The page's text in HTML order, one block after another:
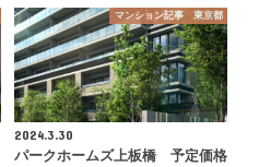
マンション記事 東京都
2024.3.30
パークホームズ上板橋 予定価格